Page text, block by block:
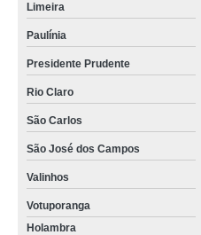
Limeira
Paulínia
Presidente Prudente
Rio Claro
São Carlos
São José dos Campos
Valinhos
Votuporanga
Holambra